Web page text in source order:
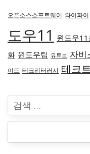
오픈소스소프트웨어 와이파이
도우11 윈도우
화 윈도우팁 유튜브 자비
이드 테크리터러시 테크
검
색